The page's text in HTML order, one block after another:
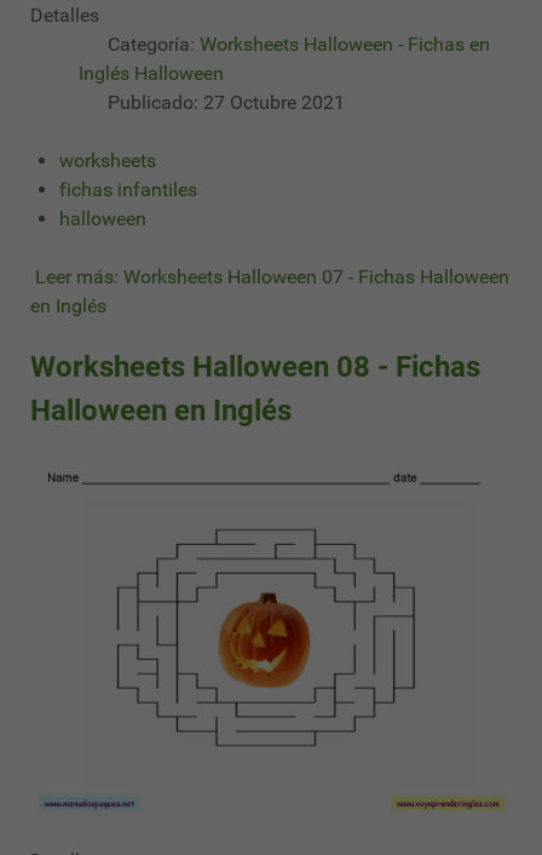
Detalles
Categoría: Worksheets Halloween - Fichas en
Inglés Halloween
Publicado: 27 Octubre 2021
worksheets
fichas infantiles
halloween
Leer más: Worksheets Halloween 07 - Fichas Halloween
en Inglés
Worksheets Halloween 08 - Fichas
Halloween en Inglés